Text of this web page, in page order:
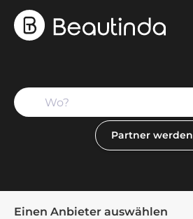
Partner werden
Einen Anbieter auswählen